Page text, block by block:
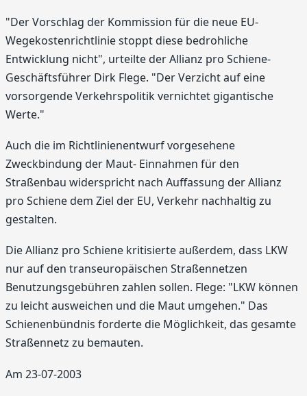
"Der Vorschlag der Kommission für die neue EU-
Wegekostenrichtlinie stoppt diese bedrohliche
Entwicklung nicht", urteilte der Allianz pro Schiene-
Geschäftsführer Dirk Flege. "Der Verzicht auf eine
vorsorgende Verkehrspolitik vernichtet gigantische
Werte."
Auch die im Richtlinienentwurf vorgesehene
Zweckbindung der Maut- Einnahmen für den
Straßenbau widerspricht nach Auffassung der Allianz
pro Schiene dem Ziel der EU, Verkehr nachhaltig zu
gestalten.
Die Allianz pro Schiene kritisierte außerdem, dass LKW
nur auf den transeuropäischen Straßennetzen
Benutzungsgebühren zahlen sollen. Flege: "LKW können
zu leicht ausweichen und die Maut umgehen." Das
Schienenbündnis forderte die Möglichkeit, das gesamte
Straßennetz zu bemauten.
Am 23-07-2003